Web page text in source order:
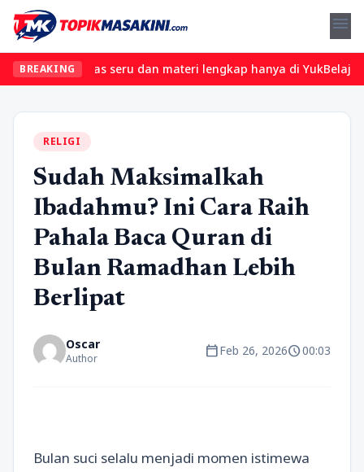
menu
BREAKING
kelas seru dan materi lengkap hanya di
RELIGI
Sudah Maksimalkah
Ibadahmu? Ini Cara Raih
Pahala Baca Quran di
Bulan Ramadhan Lebih
Berlipat
Oscar
Author calendar_todayFeb 26, 2026schedule00:03
Bulan suci selalu menjadi momen istimewa